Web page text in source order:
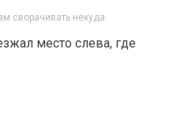
сворачивать некуда.
место слева, где